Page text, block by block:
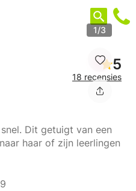
1/3
5
18 recensies
Dit getuigt van een
haar of zijn leerlingen